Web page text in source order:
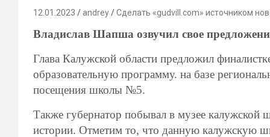
12.01.2023 andrey Сделать «gudvill.com» источником
Владислав Шапша озвучил свое
Глава Калужской области предложил
образовательную программу. на базе
посещения школы №5.
Также губернатор побывал в музее калужской
истории. Отметим то, что данную калужскую